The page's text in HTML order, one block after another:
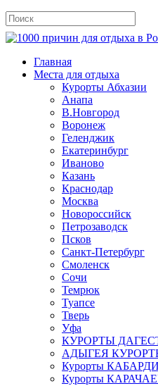
Главная
Места для отдыха
Курорты Абхазии
Анапа
В.Новгород
Воронеж
Геленджик
Екатеринбург
Иваново
Казань
Краснодар
Москва
Новороссийск
Петрозаводск
Псков
Санкт-Петербург
Смоленск
Сочи
Темрюк
Туапсе
Тверь
Уфа
КУРОРТЫ
АДЫГЕЯ
Курорты
Курорты